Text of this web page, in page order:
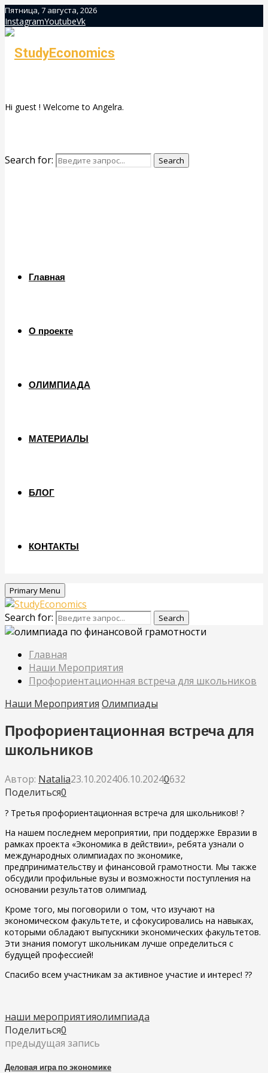
Пятница, 7 августа, 2026
InstagramYoutubeVk
Hi guest ! Welcome to Angelra.
Search for: Search
Главная
О проекте
ОЛИМПИАДА
МАТЕРИАЛЫ
БЛОГ
КОНТАКТЫ
Primary Menu
Search for: Search
Главная
Наши Мероприятия
Профориентационная встреча для школьников
Наши Мероприятия Олимпиады
Профориентационная встреча для
школьников
Автор: Natalia23.10.202406.10.20240632
Поделиться0
? Третья профориентационная встреча для школьников! ?
На нашем последнем мероприятии, при поддержке Евразии в
рамках проекта «Экономика в действии», ребята узнали о
международных олимпиадах по экономике,
предпринимательству и финансовой грамотности. Мы также
обсудили профильные вузы и возможности поступления на
основании результатов олимпиад.
Кроме того, мы поговорили о том, что изучают на
экономическом факультете, и сфокусировались на навыках,
которыми обладают выпускники экономических факультетов.
Эти знания помогут школьникам лучше определиться с
будущей профессией!
Спасибо всем участникам за активное участие и интерес! ??
наши мероприятияолимпиада
Поделиться0
предыдущая запись
Деловая игра по экономике